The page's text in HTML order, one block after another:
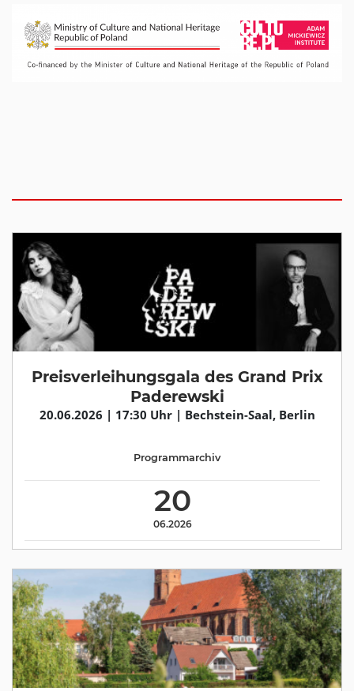
Preisverleihungsgala des Grand Prix
Paderewski
20.06.2026 | 17:30 Uhr | Bechstein-Saal, Berlin
20
06.2026
Programmarchiv